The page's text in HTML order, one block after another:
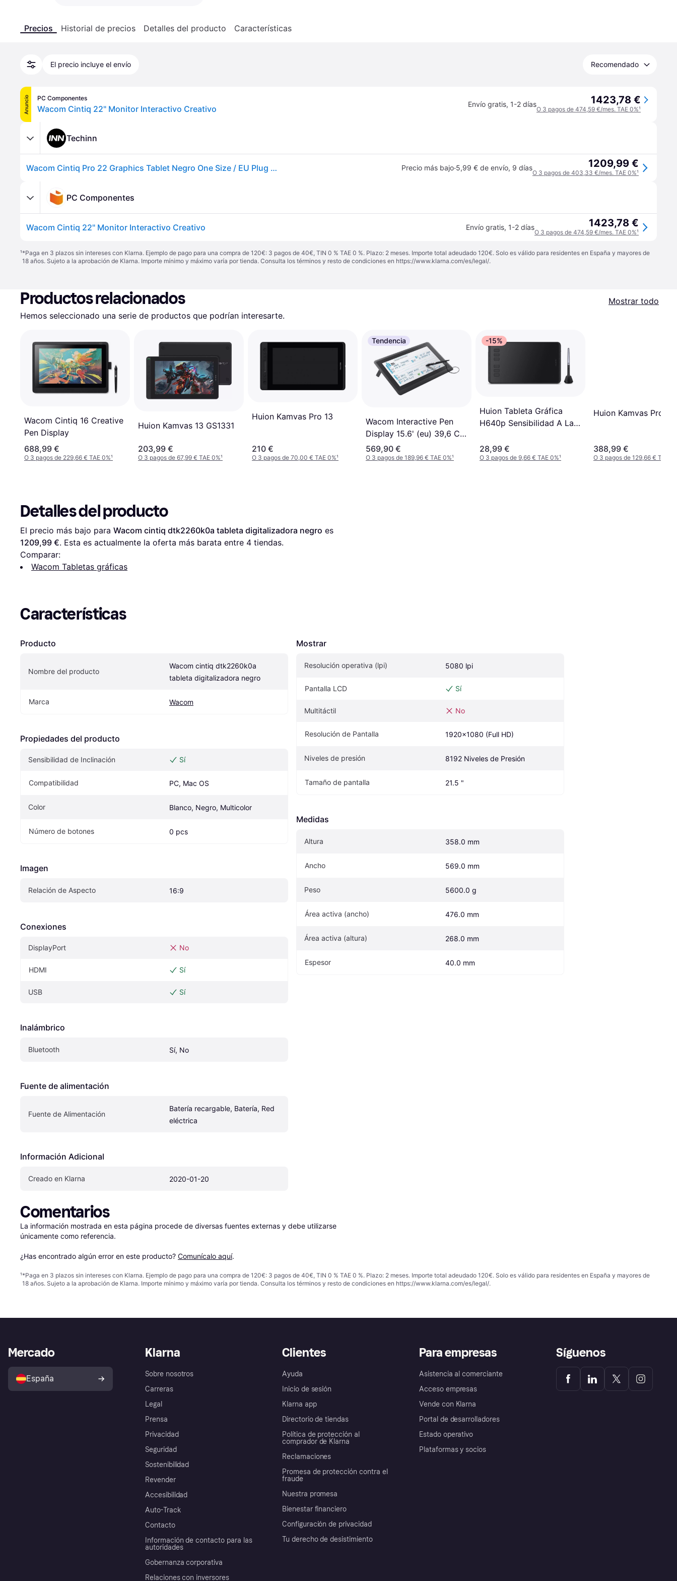
Precios Historial de precios Detalles del producto Características
El precio incluye el envío Recomendado
Anuncio PC Componentes
Wacom Cintiq 22" Monitor Interactivo Creativo Envío gratis, 1-2 días 1423,78 €
O 3 pagos de 474,59 €/mes. TAE 0%¹
Techinn
Wacom Cintiq Pro 22 Graphics Tablet Negro One Size / EU Plug 220V Precio más bajo·5,99 € de envío, 9 días 1209,99 €
O 3 pagos de 403,33 €/mes. TAE 0%¹
PC Componentes
Wacom Cintiq 22" Monitor Interactivo Creativo Envío gratis, 1-2 días 1423,78 €
O 3 pagos de 474,59 €/mes. TAE 0%¹
¹*Paga en 3 plazos sin intereses con Klarna. Ejemplo de pago para una compra de 120€: 3 pagos de 40€, TIN 0 % TAE 0 %. Plazo: 2 meses. Importe total adeudado 120€. Solo es válido para residentes en España y mayores de
18 años. Sujeto a la aprobación de Klarna. Importe mínimo y máximo varía por tienda. Consulta los términos y resto de condiciones en https://www.klarna.com/es/legal/.
Productos relacionados
Mostrar todo
Hemos seleccionado una serie de productos que podrían interesarte.
Wacom Cintiq 16 Creative
Pen Display
688,99 €
O 3 pagos de 229,66 € TAE 0%¹
Huion Kamvas 13 GS1331
203,99 €
O 3 pagos de 67,99 € TAE 0%¹
Huion Kamvas Pro 13
210 €
O 3 pagos de 70,00 € TAE 0%¹
Tendencia
Wacom Interactive Pen
Display 15.6' (eu) 39,6 Cm
(15.6' Negro Lcd
569,90 €
O 3 pagos de 189,96 € TAE 0%¹
-15%
Huion Tableta Gráfica
H640p Sensibilidad A La
Rápidas Negro
28,99 €
O 3 pagos de 9,66 € TAE 0%¹
Huion Kamvas Pro 16
388,99 €
O 3 pagos de 129,66 € TAE
Detalles del producto
El precio más bajo para Wacom cintiq dtk2260k0a tableta digitalizadora negro
1209,99 €. Esta es actualmente la oferta más barata entre 4 tiendas.
Comparar:
Wacom Tabletas gráficas
Características
Producto
Nombre del producto
Wacom cintiq dtk2260k0a
tableta digitalizadora negro
Marca Wacom
Propiedades del producto
Sensibilidad de Inclinación Sí
Compatibilidad PC, Mac OS
Color Blanco, Negro, Multicolor
Número de botones 0 pcs
Imagen
Relación de Aspecto 16:9
Conexiones
DisplayPort No
HDMI Sí
USB Sí
Inalámbrico
Bluetooth Sí, No
Fuente de alimentación
Fuente de Alimentación
Batería recargable, Batería, Red
eléctrica
Información Adicional
Creado en Klarna 2020-01-20
Mostrar
Resolución operativa (lpi) 5080 lpi
Pantalla LCD Sí
Multitáctil No
Resolución de Pantalla 1920x1080 (Full HD)
Niveles de presión 8192 Niveles de Presión
Tamaño de pantalla 21.5 "
Medidas
Altura 358.0 mm
Ancho 569.0 mm
Peso 5600.0 g
Área activa (ancho) 476.0 mm
Área activa (altura) 268.0 mm
Espesor 40.0 mm
Comentarios
La información mostrada en esta página procede de diversas fuentes externas y debe utilizarse
únicamente como referencia.
¿Has encontrado algún error en este producto? Comunícalo aquí.
¹*Paga en 3 plazos sin intereses con Klarna. Ejemplo de pago para una compra de 120€: 3 pagos de 40€, TIN 0 % TAE 0 %. Plazo: 2 meses. Importe total adeudado 120€. Solo es válido para residentes en España y mayores de
18 años. Sujeto a la aprobación de Klarna. Importe mínimo y máximo varía por tienda. Consulta los términos y resto de condiciones en https://www.klarna.com/es/legal/.
Klarna
Sobre nosotros
Carreras
Legal
Prensa
Privacidad
Seguridad
Sostenibilidad
Revender
Accesibilidad
Auto-Track
Contacto
Información de contacto para las
autoridades
Gobernanza corporativa
Relaciones con inversores
Clientes
Ayuda
Inicio de sesión
Klarna app
Directorio de tiendas
Política de protección al
comprador de Klarna
Reclamaciones
Promesa de protección contra el
fraude
Nuestra promesa
Bienestar financiero
Configuración de privacidad
Tu derecho de desistimiento
Para empresas
Asistencia al comerciante
Acceso empresas
Vende con Klarna
Portal de desarrolladores
Estado operativo
Plataformas y socios
Mercado
España
Síguenos